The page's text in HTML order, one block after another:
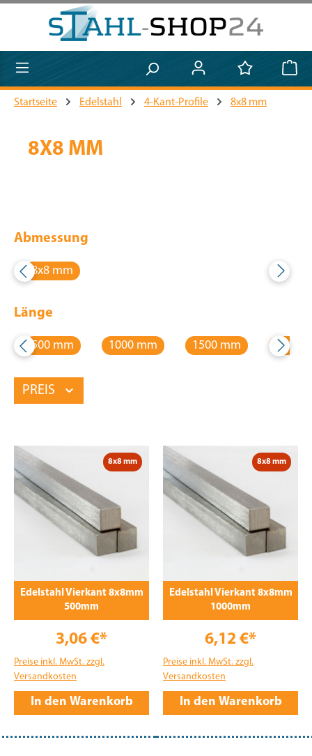
Zum Hauptinhalt springen
Startseite Edelstahl 4-Kant-Profile 8x8 mm
8X8 MM
Abmessung
8x8 mm
Länge
500 mm 1000 mm 1500 mm 2000
PREIS
8x8 mm
Edelstahl Vierkant 8x8mm
500mm
3,06 €*
Preise inkl. MwSt. zzgl.
Versandkosten
In den Warenkorb
8x8 mm
Edelstahl Vierkant 8x8mm
1000mm
6,12 €*
Preise inkl. MwSt. zzgl.
Versandkosten
In den Warenkorb